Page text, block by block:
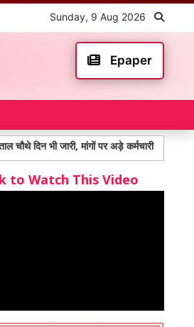
Sunday, 9 Aug 2026
Epaper
भी जारी, मांगों पर अड़े कर्मचारी Rojgar
to Watch This Video